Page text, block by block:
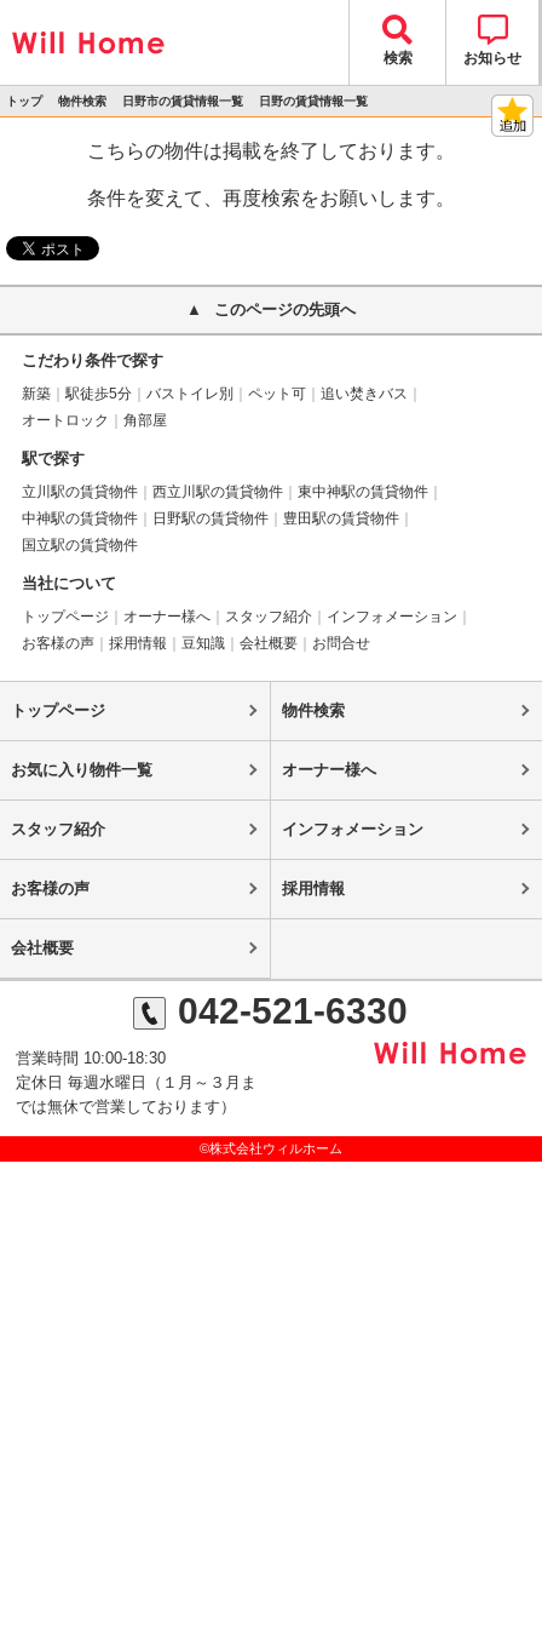
検索 お知らせ
トップ 物件検索 日野市の賃貸情報一覧 日野の賃貸情報一覧
こちらの物件は掲載を終了しております。
条件を変えて、再度検索をお願いします。
このページの先頭へ
こだわり条件で探す
新築 駅徒歩5分 バストイレ別 ペット可
追い焚きバス
オートロック
角部屋
駅で探す
立川駅の賃貸物件 西立川駅の賃貸物件
東中神駅の賃貸物件
中神駅の賃貸物件
日野駅の賃貸物件
豊田駅の賃貸物件
国立駅の賃貸物件
当社について
トップページ オーナー様へ スタッフ紹介
インフォメーション
お客様の声
採用情報 豆知識 会社概要 お問合せ
トップページ 物件検索
お気に入り物件一覧 オーナー様へ
スタッフ紹介 インフォメーション
お客様の声 採用情報
会社概要
042-521-6330
営業時間 10:00-18:30
定休日 毎週水曜日（１月～３月ま
では無休で営業しております）
©株式会社ウィルホーム